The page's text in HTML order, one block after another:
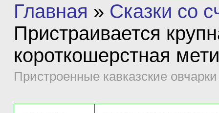
Главная » Сказки со
Пристраивается
короткошерстная
Пристроенные кавказские овчарки